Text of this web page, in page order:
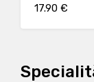
17.90 €